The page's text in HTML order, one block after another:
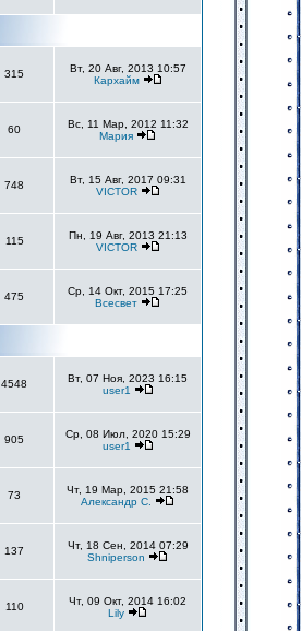
315
Вт, 20 Авг, 2013 10:57
Кархайм
60
Вс, 11 Мар, 2012 11:32
Мария
748
Вт, 15 Авг, 2017 09:31
VICTOR
115
Пн, 19 Авг, 2013 21:13
VICTOR
475
Ср, 14 Окт, 2015 17:25
Всесвет
4548
Вт, 07 Ноя, 2023 16:15
user1
905
Ср, 08 Июл, 2020 15:29
user1
73
Чт, 19 Мар, 2015 21:58
Александр С.
137
Чт, 18 Сен, 2014 07:29
Shniperson
110
Чт, 09 Окт, 2014 16:02
Lily